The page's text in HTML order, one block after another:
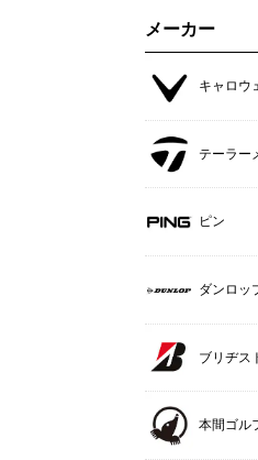
メーカー
キャロウ
テーラー
ピン
ダンロッ
ブリヂス
本間ゴル